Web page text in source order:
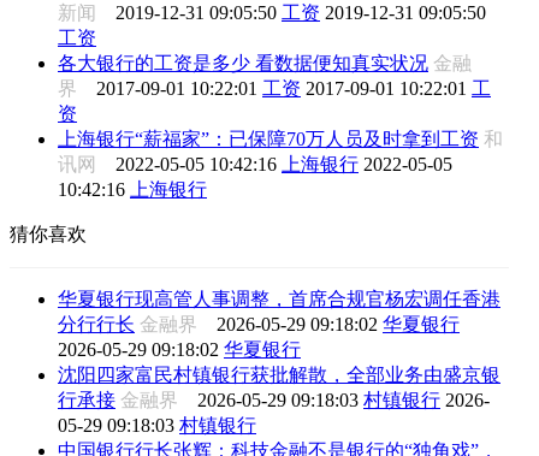
新闻 2019-12-31 09:05:50 工资 2019-12-31 09:05:50
工资
各大银行的工资是多少 看数据便知真实状况 金融
界 2017-09-01 10:22:01 工资 2017-09-01 10:22:01 工
资
上海银行“薪福家”：已保障70万人员及时拿到工资 和
讯网 2022-05-05 10:42:16 上海银行 2022-05-05
10:42:16
上海银行
猜你喜欢
华夏银行现高管人事调整，首席合规官杨宏调任香港
分行行长 金融界 2026-05-29 09:18:02 华夏银行
2026-05-29 09:18:02 华夏银行
沈阳四家富民村镇银行获批解散，全部业务由盛京银
行承接 金融界 2026-05-29 09:18:03 村镇银行 2026-
05-29 09:18:03 村镇银行
中国银行行长张辉：科技金融不是银行的“独角戏”，